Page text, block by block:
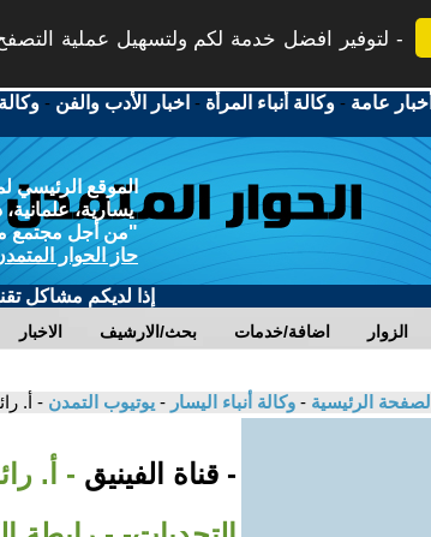
لتوفير افضل خدمة لكم ولتسهيل عملية
أخبار عامة -وكالة أنباء المرأة - اخبار الأدب والفن -
الموقع الرئيسي
يسارية،
"من أجل مجتمع
حاز الحوار
إذا لديكم مشاكل
الاخبار بحث/الارشيف اضافة/خدمات الزوار
الصفحة الرئيسية - وكالة أنباء اليسار - يوتيوب التمدن - أ.
- قناة الفينيق - أ.